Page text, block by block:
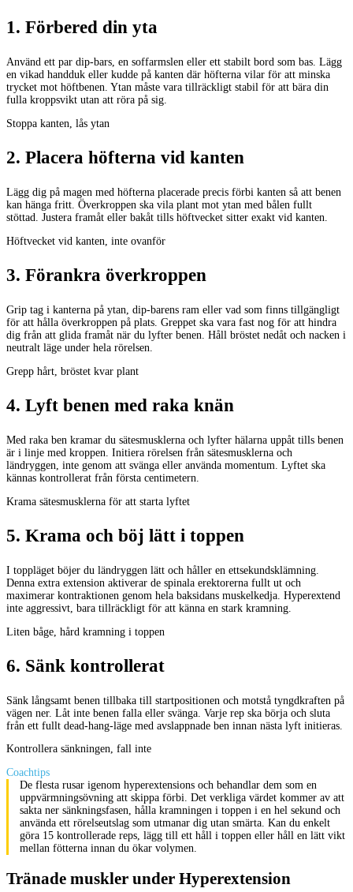
1. Förbered din yta
Använd ett par dip-bars, en soffarmslen eller ett stabilt bord som bas. Lägg
en vikad handduk eller kudde på kanten där höfterna vilar för att minska
trycket mot höftbenen. Ytan måste vara tillräckligt stabil för att bära din
fulla kroppsvikt utan att röra på sig.
Stoppa kanten, lås ytan
2. Placera höfterna vid kanten
Lägg dig på magen med höfterna placerade precis förbi kanten så att benen
kan hänga fritt. Överkroppen ska vila plant mot ytan med bålen fullt
stöttad. Justera framåt eller bakåt tills höftvecket sitter exakt vid kanten.
Höftvecket vid kanten, inte ovanför
3. Förankra överkroppen
Grip tag i kanterna på ytan, dip-barens ram eller vad som finns tillgängligt
för att hålla överkroppen på plats. Greppet ska vara fast nog för att hindra
dig från att glida framåt när du lyfter benen. Håll bröstet nedåt och nacken i
neutralt läge under hela rörelsen.
Grepp hårt, bröstet kvar plant
4. Lyft benen med raka knän
Med raka ben kramar du sätesmusklerna och lyfter hälarna uppåt tills benen
är i linje med kroppen. Initiera rörelsen från sätesmusklerna och
ländryggen, inte genom att svänga eller använda momentum. Lyftet ska
kännas kontrollerat från första centimetern.
Krama sätesmusklerna för att starta lyftet
5. Krama och böj lätt i toppen
I toppläget böjer du ländryggen lätt och håller en ettsekundsklämning.
Denna extra extension aktiverar de spinala erektorerna fullt ut och
maximerar kontraktionen genom hela baksidans muskelkedja. Hyperextend
inte aggressivt, bara tillräckligt för att känna en stark kramning.
Liten båge, hård kramning i toppen
6. Sänk kontrollerat
Sänk långsamt benen tillbaka till startpositionen och motstå tyngdkraften på
vägen ner. Låt inte benen falla eller svänga. Varje rep ska börja och sluta
från ett fullt dead-hang-läge med avslappnade ben innan nästa lyft initieras.
Kontrollera sänkningen, fall inte
Coachtips
De flesta rusar igenom hyperextensions och behandlar dem som en
uppvärmningsövning att skippa förbi. Det verkliga värdet kommer av att
sakta ner sänkningsfasen, hålla kramningen i toppen i en hel sekund och
använda ett rörelseutslag som utmanar dig utan smärta. Kan du enkelt
göra 15 kontrollerade reps, lägg till ett håll i toppen eller håll en lätt vikt
mellan fötterna innan du ökar volymen.
Tränade muskler under Hyperextension